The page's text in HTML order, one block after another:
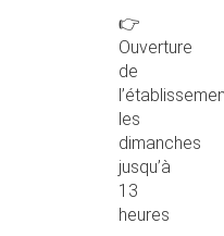
👉
Ouverture
de
les
dimanches
jusqu’à
13
heures